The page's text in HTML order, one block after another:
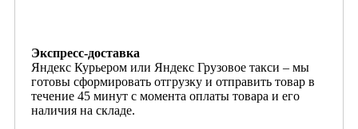
Экспресс-доставка
Яндекс Курьером или Яндекс Грузовое такси – мы
готовы сформировать отгрузку и отправить товар в
течение 45 минут с момента оплаты товара и его
наличия на складе.